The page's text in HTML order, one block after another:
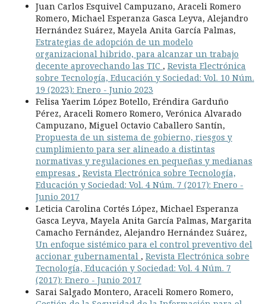
Juan Carlos Esquivel Campuzano, Araceli Romero
Romero, Michael Esperanza Gasca Leyva, Alejandro
Hernández Suárez, Mayela Anita García Palmas,
Estrategias de adopción de un modelo
organizacional hibrido, para alcanzar un trabajo
decente aprovechando las TIC , Revista Electrónica
sobre Tecnología, Educación y Sociedad: Vol. 10 Núm.
19 (2023): Enero - Junio 2023
Felisa Yaerim López Botello, Eréndira Garduño
Pérez, Araceli Romero Romero, Verónica Alvarado
Campuzano, Miguel Octavio Caballero Santín,
Propuesta de un sistema de gobierno, riesgos y
cumplimiento para ser alineado a distintas
normativas y regulaciones en pequeñas y medianas
empresas , Revista Electrónica sobre Tecnología,
Educación y Sociedad: Vol. 4 Núm. 7 (2017): Enero -
Junio 2017
Leticia Carolina Cortés López, Michael Esperanza
Gasca Leyva, Mayela Anita García Palmas, Margarita
Camacho Fernández, Alejandro Hernández Suárez,
Un enfoque sistémico para el control preventivo del
accionar gubernamental , Revista Electrónica sobre
Tecnología, Educación y Sociedad: Vol. 4 Núm. 7
(2017): Enero - Junio 2017
Sarai Salgado Montero, Araceli Romero Romero,